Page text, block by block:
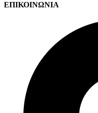
ΕΠΙΚΟΙΝΩΝΙΑ